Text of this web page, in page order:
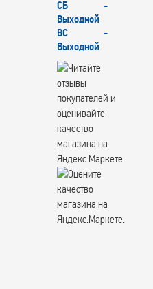
СБ -
Выходной
ВС -
Выходной